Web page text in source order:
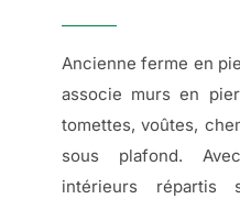
Ancienne ferme en
associe murs en
tomettes, voûtes,
sous plafond.
intérieurs répartis